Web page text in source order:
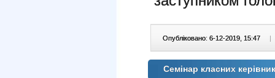
Опубліковано: 6-12-2019, 15:47 |
Семінар класних